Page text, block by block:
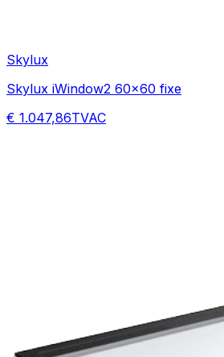
Skylux
Skylux iWindow2 60x60 fixe
€ 1.047,86TVAC